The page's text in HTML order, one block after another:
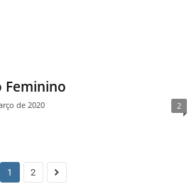
Feminino
de 2020 2
1 2